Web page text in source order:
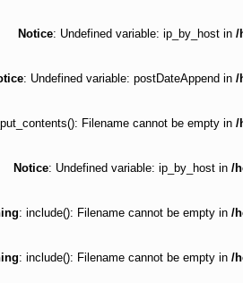
Notice: Undefined variable: ip_by_host in /
: Undefined variable: postDateAppend in /
Filename cannot be empty in /
Notice: Undefined variable: ip_by_host in /
: include(): Filename cannot be empty in /
: include(): Filename cannot be empty in /